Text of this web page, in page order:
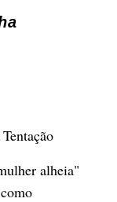
alheia"